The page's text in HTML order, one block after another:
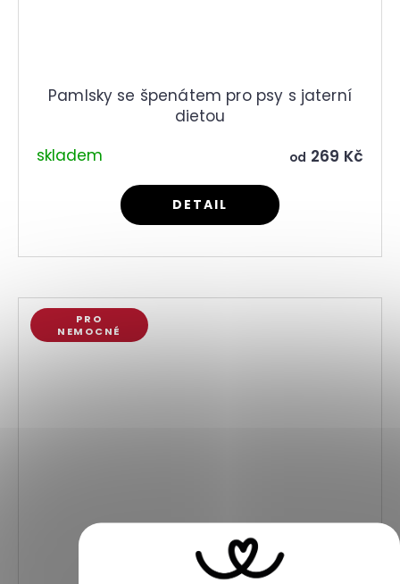
Pamlsky se špenátem pro psy s jaterní
dietou
skladem
od 269 Kč
DETAIL
PRO
NEMOCNÉ